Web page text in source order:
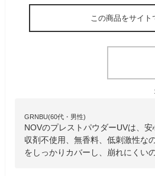
この商品をサイト
GRNBU(60代・男性)
NOVのプレストパウダーUVは、
収剤不使用、無香料、低刺激性な
をしっかりカバーし、崩れにくい